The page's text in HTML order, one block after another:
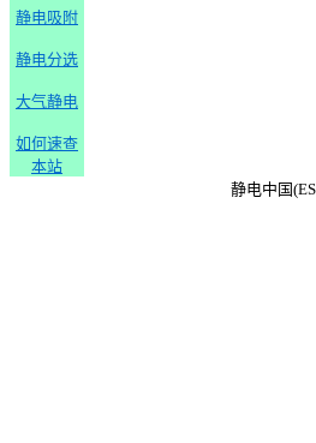
静电吸附
静电分选
大气静电
如何速查
本站
静电中国